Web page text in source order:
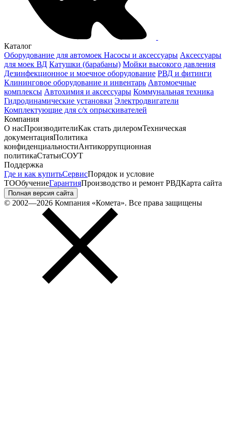
Каталог
Оборудование для автомоек Насосы и аксессуары Аксессуары
для моек ВД Катушки (барабаны) Мойки высокого давления
Дезинфекционное и моечное оборудование РВД и фитинги
Клининговое оборудование и инвентарь Автомоечные
комплексы Автохимия и аксессуары Коммунальная техника
Гидродинамические установки Электродвигатели
Комплектующие для с/х опрыскивателей
Компания
О насПроизводителиКак стать дилеромТехническая
документацияПолитика
конфиденциальностиАнтикоррупционная
политикаСтатьиСОУТ
Поддержка
Где и как купитьСервисПорядок и условие
ТООбучениеГарантияПроизводство и ремонт РВДКарта сайта
Полная версия сайта
© 2002—2026 Компания «Комета». Все права защищены